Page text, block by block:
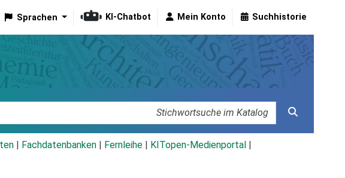
Sprachen KI-Chatbot Mein Konto Suchhistorie
Fachdatenbanken Fernleihe KITopen-Medienportal